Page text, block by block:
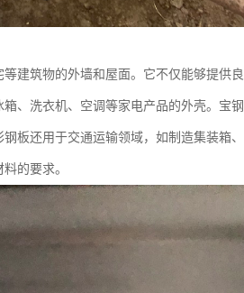
建筑物的外墙和屋面。它不仅能够提供良
、洗衣机、空调等家电产品的外壳。宝钢
板还用于交通运输领域，如制造集装箱、
的要求。